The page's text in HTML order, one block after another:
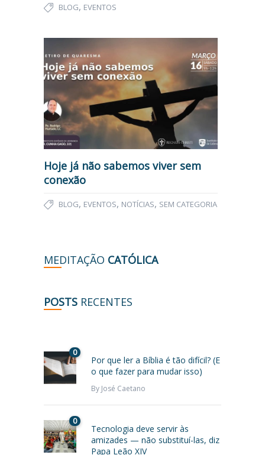
BLOG, EVENTOS
Hoje já não sabemos viver sem
conexão
BLOG, EVENTOS, NOTÍCIAS, SEM CATEGORIA
MEDITAÇÃO CATÓLICA
POSTS RECENTES
0
Por que ler a Bíblia é tão difícil? (E
o que fazer para mudar isso)
By José Caetano
0
Tecnologia deve servir às
amizades — não substituí-las, diz
Papa Leão XIV